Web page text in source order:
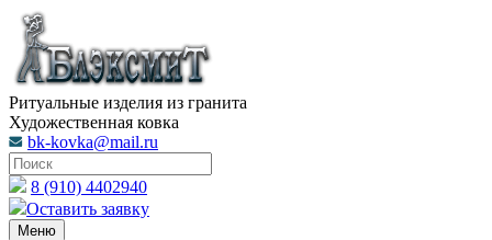
Ритуальные изделия из гранита
Художественная ковка
bk-kovka@mail.ru
8 (910) 4402940
Оставить заявку
Меню